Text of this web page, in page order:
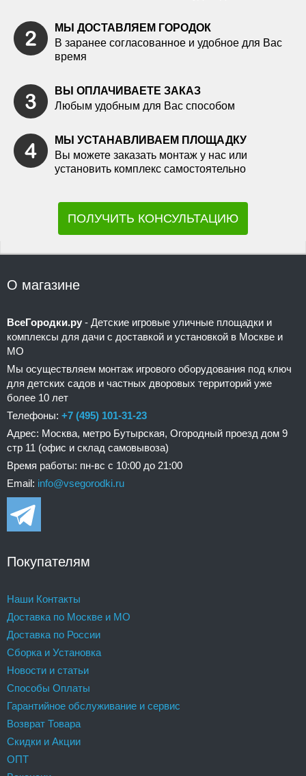
МЫ ДОСТАВЛЯЕМ ГОРОДОК
В заранее согласованное и удобное для Вас
время
ВЫ ОПЛАЧИВАЕТЕ ЗАКАЗ
Любым удобным для Вас способом
МЫ УСТАНАВЛИВАЕМ ПЛОЩАДКУ
Вы можете заказать монтаж у нас или
установить комплекс самостоятельно
ПОЛУЧИТЬ КОНСУЛЬТАЦИЮ
О магазине
ВсеГородки.ру - Детские игровые уличные площадки и
комплексы для дачи с доставкой и установкой в Москве и
МО
Мы осуществляем монтаж игрового оборудования под ключ
для детских садов и частных дворовых территорий уже
более 10 лет
Телефоны: +7 (495) 101-31-23
Адрес: Москва, метро Бутырская, Огородный проезд дом 9
стр 11 (офис и склад самовывоза)
Время работы: пн-вс с 10:00 до 21:00
Email: info@vsegorodki.ru
Покупателям
Наши Контакты
Доставка по Москве и МО
Доставка по России
Сборка и Установка
Новости и статьи
Способы Оплаты
Гарантийное обслуживание и сервис
Возврат Товара
Скидки и Акции
ОПТ